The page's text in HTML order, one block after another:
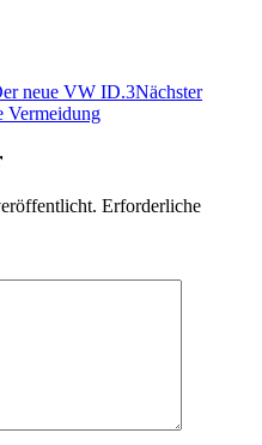
neue VW ID.3Nächster
Vermeidung
Erforderliche